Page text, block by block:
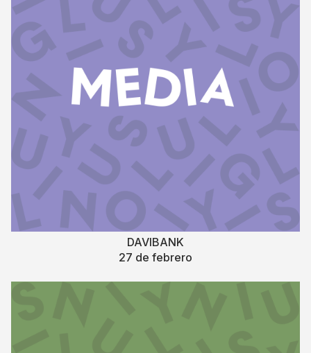
DAVIBANK
27 de febrero